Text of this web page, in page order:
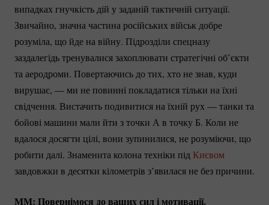
випадках гнучкість дій у заданій тактичній ситуації.
Звичайно, значна частина російських військ добре
розуміла, що йде на війну. Підрозділи спецназу
заздалегідь тренувалися захоплювати стратегічні об’єкти
та аеродроми. Повертаючись до тих, хто не знав, куди
вирушає, — ми не повинні покладатися тільки на їхні
свідчення. Вистачить подивитися на їхній рух — танки та
бойові машини мали йти з точки А в точку Б. Коли не
вдалося досягти цілі, вони зупинилися, не розуміючи, що
робити далі. Знаменита колона техніки під Києвом
завдовжки в десятки кілометрів з’явилася не без причини.
ММ: Повернімося до ваших сил і мотивації.